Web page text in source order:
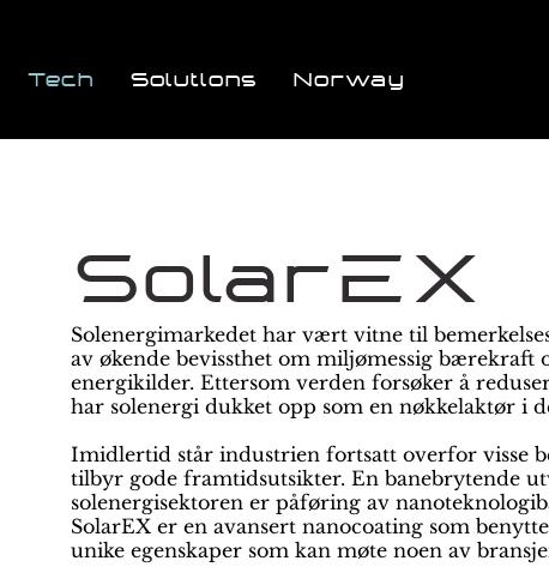
Tech Solutions Norway
SolarEX
Solenergimarkedet har vært vitne til
av økende bevissthet om miljømessig bærekraft
energikilder. Ettersom verden forsøker å
har solenergi dukket opp som en nøkkelaktør i
Imidlertid står industrien fortsatt overfor visse
tilbyr gode framtidsutsikter. En banebrytende
solenergisektoren er påføring av
SolarEX er en avansert nanocoating som
unike egenskaper som kan møte noen av